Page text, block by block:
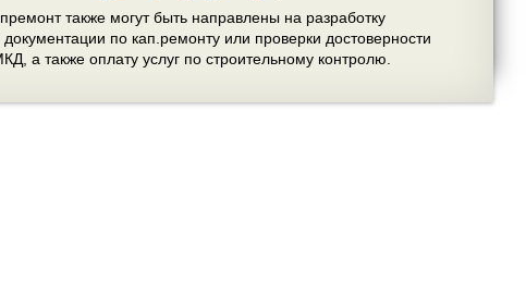
также могут быть направлены на разработку
по кап.ремонту или проверки достоверности
а также оплату услуг по строительному контролю.